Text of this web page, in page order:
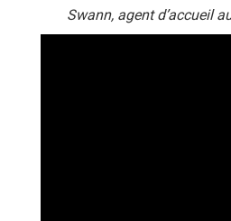
Swann, agent d’accueil